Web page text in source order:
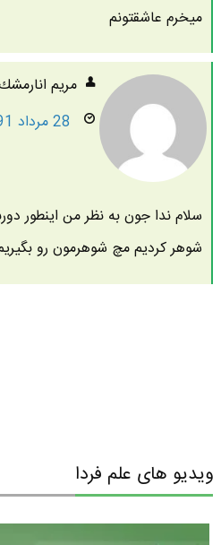
ميخرم عاشقتونم
مريم
28 مرداد 1391
سلام ندا جون به نظر من اينطور
شوهر كرديم مچ شوهرمون رو
ویدیو های علم فردا